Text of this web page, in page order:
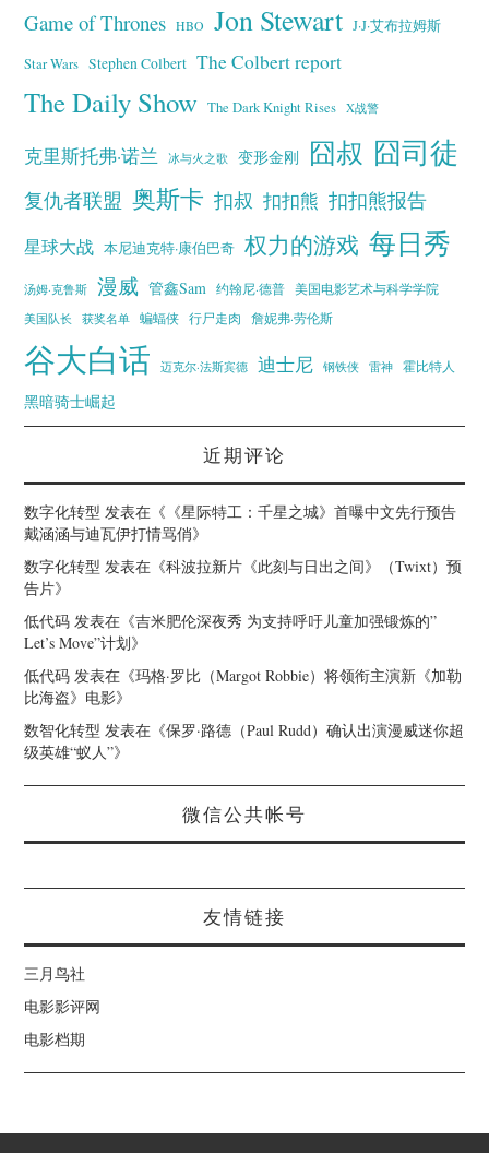
Game of Thrones HBO Jon Stewart J·J·艾布拉姆斯
Star Wars Stephen Colbert The Colbert report
The Daily Show The Dark Knight Rises X战警
克里斯托弗·诺兰 冰与火之歌 变形金刚 囧叔 囧司徒
复仇者联盟 奥斯卡 扣叔 扣扣熊 扣扣熊报告
星球大战 本尼迪克特·康伯巴奇 权力的游戏 每日秀
汤姆·克鲁斯 漫威 管鑫Sam 约翰尼·德普
美国电影艺术与科学学院
美国队长
获奖名单 蝙蝠侠 行尸走肉 詹妮弗·劳伦斯
谷大白话 迈克尔·法斯宾德 迪士尼 钢铁侠 雷神 霍比特人
黑暗骑士崛起
近期评论
数字化转型 发表在《 《星际特工：千星之城》首曝中文先行预告
戴涵涵与迪瓦伊打情骂俏》
数字化转型 发表在《科波拉新片《此刻与日出之间》（Twixt）预
告片》
低代码 发表在《吉米肥伦深夜秀 为支持呼吁儿童加强锻炼的”
Let’s Move”计划》
低代码 发表在《玛格·罗比（Margot Robbie）将领衔主演新《加勒
比海盗》电影》
数智化转型 发表在《保罗·路德（Paul Rudd）确认出演漫威迷你超
级英雄“蚁人”》
微信公共帐号
友情链接
三月鸟社
电影影评网
电影档期